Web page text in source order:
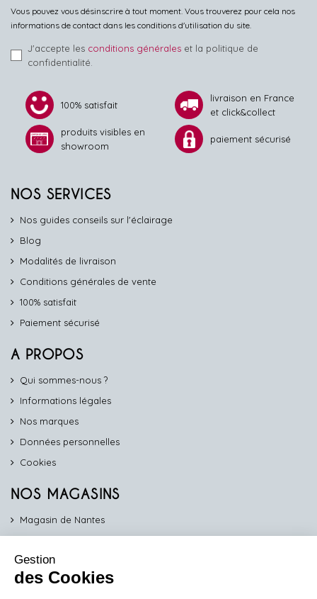
Vous pouvez vous désinscrire à tout moment. Vous trouverez pour cela nos
informations de contact dans les conditions d'utilisation du site.
J'accepte les conditions générales et la politique de
confidentialité.
100% satisfait
livraison en France
et click&collect
produits visibles en
showroom
paiement sécurisé
NOS SERVICES
Nos guides conseils sur l'éclairage
Blog
Modalités de livraison
Conditions générales de vente
100% satisfait
Paiement sécurisé
A PROPOS
Qui sommes-nous ?
Informations légales
Nos marques
Données personnelles
Cookies
NOS MAGASINS
Magasin de Nantes
Magasin de Vannes
Magasin d'Orléans
Gestion
des Cookies